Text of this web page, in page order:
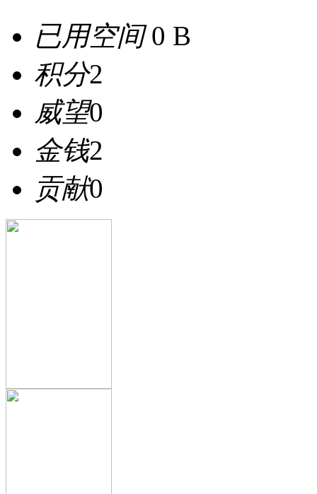
已用空间0 B
积分2
威望0
金钱2
贡献0